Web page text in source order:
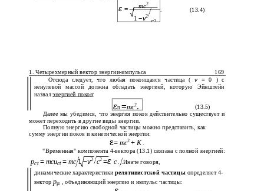
ε= mc2
. (13.4)
1 −v2
c2
1. Четырехмерный вектор энергии-импульса 169
Отсюда следует, что любая покоящаяся частица ( v =0 ) с
ненулевой массой должна обладать энергией, которую Эйнштейн
назвалэнергией покоя:
εп=mc2. (13.5)
Далее мы убедимся, что энергия покоя действительно существует и
может переходить в другие виды энергии.
Полную энергию свободной частицы можно представить, как
сумму энергии покоя и кинетической энергии:
ε= mc2 + K.
"Временная" компонента 4-вектора (13.1) связана с полной энергией:
pct= mcuct=mc1−v2 c2=ε c. .Иначе говоря,
динамические характеристики релятивистской частицы определяет 4-
векторpµ , объединяющий энергию и импульс частицы: